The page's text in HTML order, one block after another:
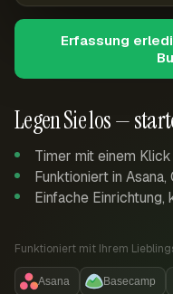
Legen Sie los —
Timer mit einem
Funktioniert in
Einfache Einrichtung,
Funktioniert mit Ihrem
Asana Basecamp
Erfassung